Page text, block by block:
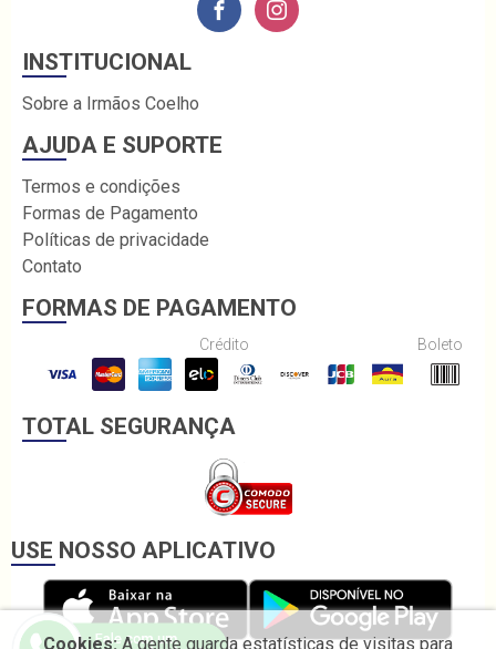
INSTITUCIONAL
Sobre a Irmãos Coelho
AJUDA E SUPORTE
Termos e condições
Formas de Pagamento
Políticas de privacidade
Contato
FORMAS DE PAGAMENTO
Crédito Boleto
TOTAL SEGURANÇA
USE NOSSO APLICATIVO
Cookies:A gente guarda estatísticas de visitas para